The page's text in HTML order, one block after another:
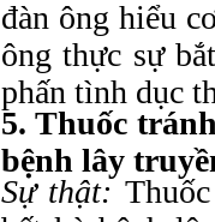
đàn ông hiểu
ông thực sự
phấn tình dục
5. Thuốc
bệnh lây
Sự thật: